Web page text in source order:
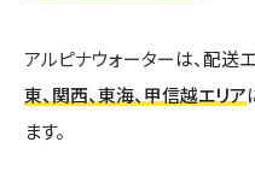
アルピナウォーター は、配送
東、関西、東海、甲信越エリア
ます。